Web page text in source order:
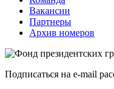
Вакансии
Партнеры
Архив номеров
Подписаться на e-mail